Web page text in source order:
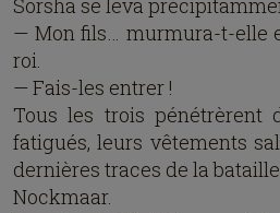
— Mon fils… murmura-t-elle
roi.
— Fais-les entrer !
Tous les trois pénétrèrent
fatigués, leurs vêtements
dernières traces de la
Nockmaar.